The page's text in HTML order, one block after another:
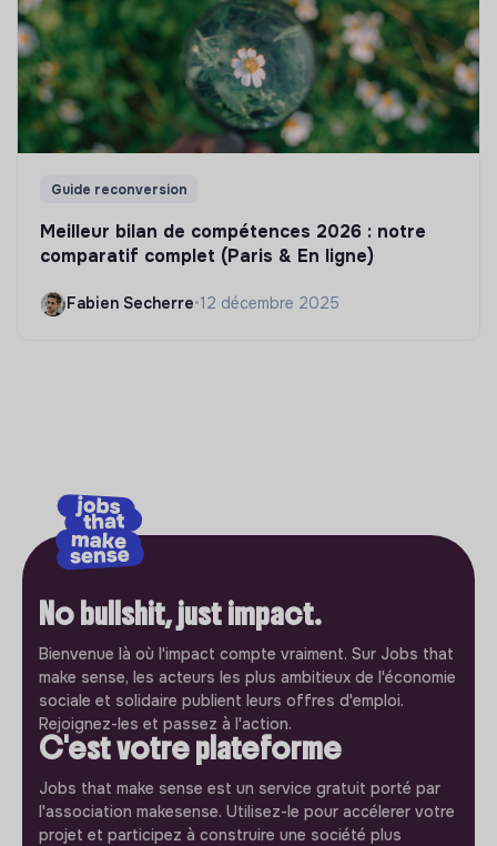
Guide reconversion
Meilleur bilan de compétences 2026 : notre
comparatif complet (Paris & En ligne)
Fabien Secherre•12 décembre 2025
No bullshit, just impact.
Bienvenue là où l'impact compte vraiment. Sur Jobs that
make sense, les acteurs les plus ambitieux de l'économie
sociale et solidaire publient leurs offres d'emploi.
Rejoignez-les et passez à l'action.
C'est votre plateforme
Jobs that make sense est un service gratuit porté par
l'association makesense. Utilisez-le pour accélerer votre
projet et participez à construire une société plus